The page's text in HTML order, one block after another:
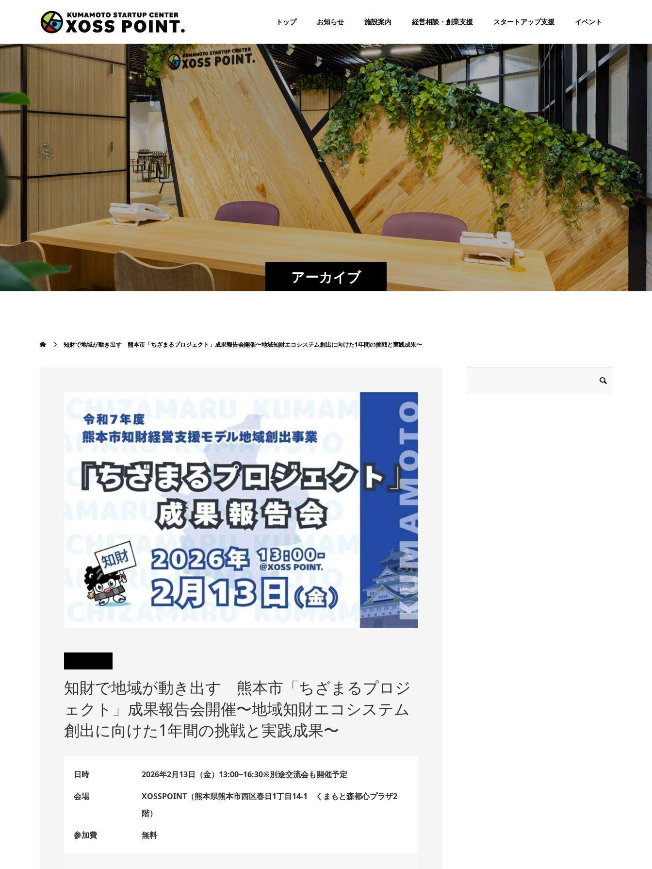
トップ お知らせ 施設案内 経営相談・創業支援 スタートアップ支援 イベント
アーカイブ
知財で地域が動き出す 熊本市「ちざまるプロジェクト」成果報告会開催〜地域知財エコシステム創出に向けた1年間の挑戦と実践成果〜
知財で地域が動き出す 熊本市「ちざまるプロジ
ェクト」成果報告会開催〜地域知財エコシステム
創出に向けた1年間の挑戦と実践成果〜
日時 2026年2月13日（金）13:00~16:30※別途交流会も開催予定
会場
XOSSPOINT（熊本県熊本市西区春日1丁目14-1 くまもと森都心プラザ2
階）
参加費 無料